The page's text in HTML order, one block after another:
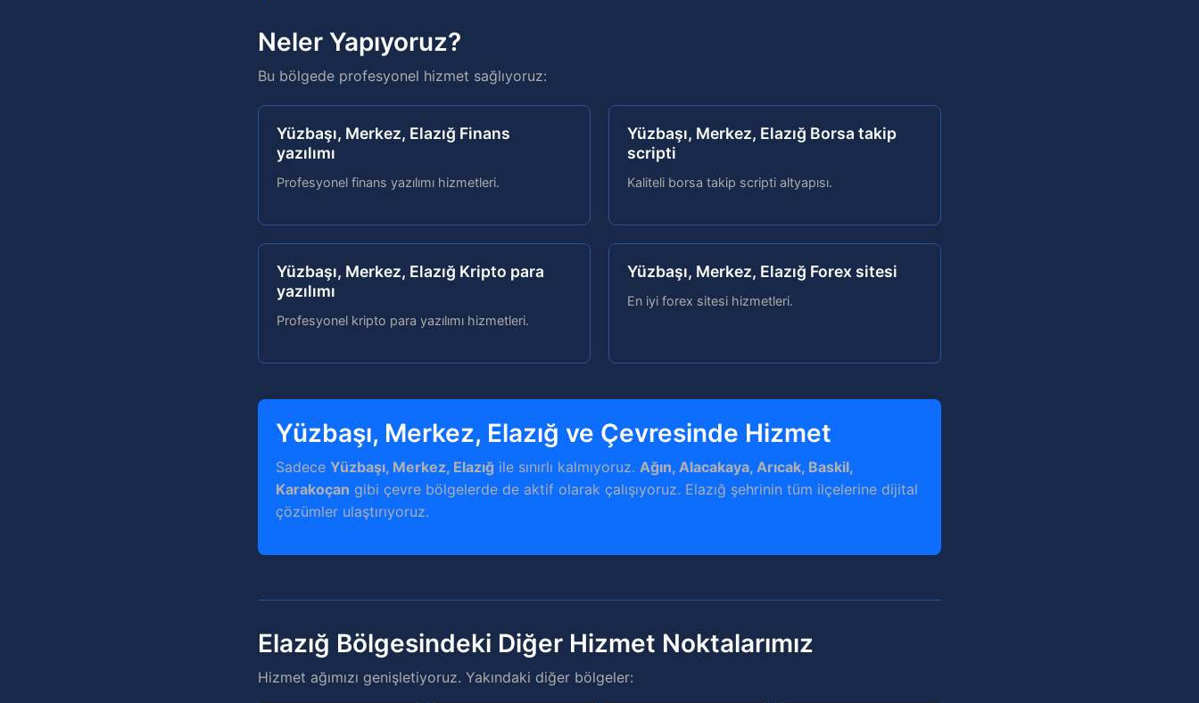
Neler Yapıyoruz?
Bu bölgede profesyonel hizmet sağlıyoruz:
Yüzbaşı, Merkez, Elazığ Finans
yazılımı
Profesyonel finans yazılımı hizmetleri.
Yüzbaşı, Merkez, Elazığ Borsa takip
scripti
Kaliteli borsa takip scripti altyapısı.
Yüzbaşı, Merkez, Elazığ Kripto para
yazılımı
Profesyonel kripto para yazılımı hizmetleri.
Yüzbaşı, Merkez, Elazığ Forex sitesi
En iyi forex sitesi hizmetleri.
Yüzbaşı, Merkez, Elazığ ve Çevresinde Hizmet
SadeceYüzbaşı, Merkez, Elazığ ile sınırlı kalmıyoruz.Ağın, Alacakaya, Arıcak, Baskil,
Karakoçan gibi çevre bölgelerde de aktif olarak çalışıyoruz. Elazığ şehrinin tüm ilçelerine dijital
çözümler ulaştırıyoruz.
Elazığ Bölgesindeki Diğer Hizmet Noktalarımız
Hizmet ağımızı genişletiyoruz. Yakındaki diğer bölgeler: